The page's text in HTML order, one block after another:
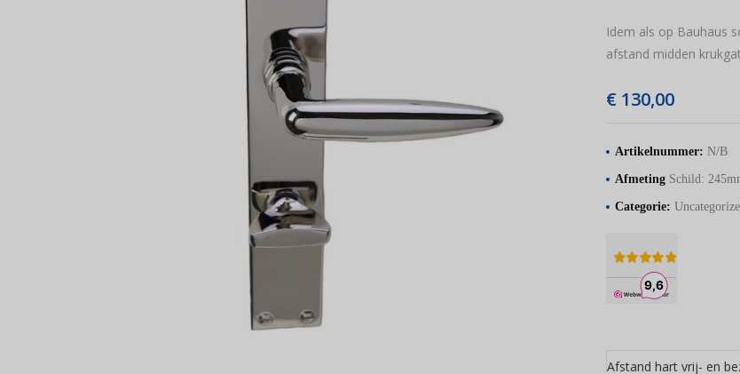
Idem als op Bauhaus
afstand midden
€130,00
Artikelnummer: N/B
Afmeting Schild:
Categorie:
Afstand hart vrij- en